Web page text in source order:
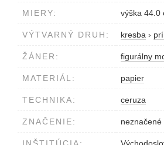
MIERY: výška 44.0
VÝTVARNÝ DRUH: kresba ›
ŽÁNER: figurálny
MATERIÁL: papier
TECHNIKA: ceruza
ZNAČENIE: neznačené